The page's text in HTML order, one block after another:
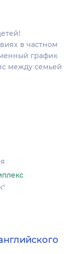
в частном
график
между семьей